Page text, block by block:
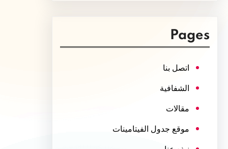
Pages
اتصل بنا
الشفافية
مقالات
موقع جدول الفيتامينات